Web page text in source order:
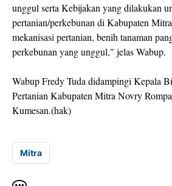
unggul serta Kebijakan yang dilakukan
pertanian/perkebunan di Kabupaten
mekanisasi pertanian, benih tanaman
perkebunan yang unggul," jelas Wabup.
Wabup Fredy Tuda didampingi Kepala
Pertanian Kabupaten Mitra Novry
Kumesan.(hak)
Mitra